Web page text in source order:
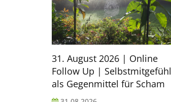
31. August 2026 | Online
Follow Up | Selbstmitgefühl
als Gegenmittel für Scham